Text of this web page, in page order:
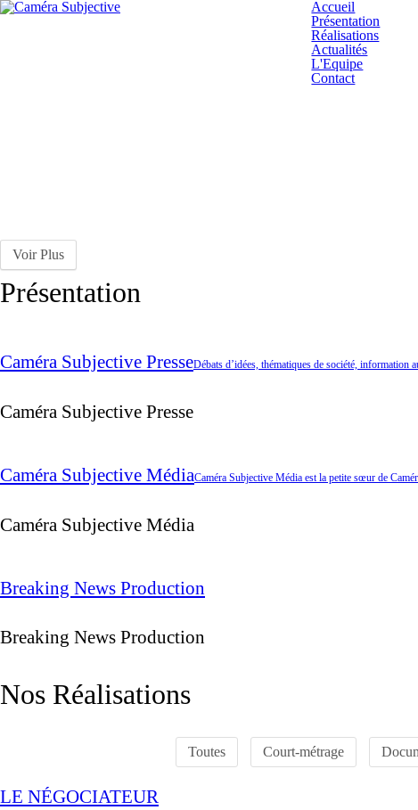
Accueil
Présentation
Réalisations
Actualités
L'Equipe
Contact
Voir Plus
Présentation
Caméra Subjective PresseDébats d’idées, thématiques de société, information
Caméra Subjective Presse
Caméra Subjective MédiaCaméra Subjective Média est la petite sœur de
Caméra Subjective Média
Breaking News Production
Breaking News Production
Nos Réalisations
Toutes Court-métrage
LE NÉGOCIATEUR